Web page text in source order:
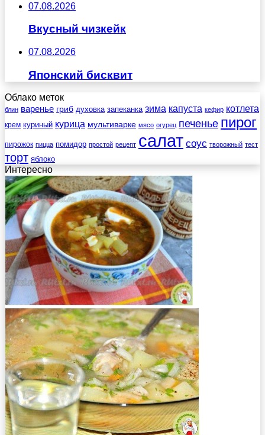
07.08.2026
Вкусный чизкейк
07.08.2026
Японский бисквит
Облако меток
блин варенье гриб духовка запеканка зима капуста кефир котлета
крем куриный курица мультиварке мясо огурец печенье пирог
пирожок пицца помидор простой рецепт салат соус творожный тест
торт яблоко
Интересно